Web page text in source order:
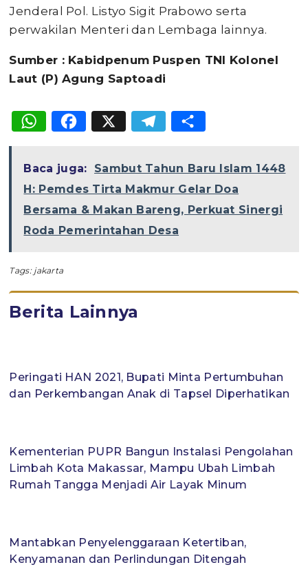
Jenderal Pol. Listyo Sigit Prabowo serta
perwakilan Menteri dan Lembaga lainnya.
Sumber : Kabidpenum Puspen TNI Kolonel
Laut (P) Agung Saptoadi
WhatsApp
Facebook
X Telegram
Baca juga:
Sambut Tahun Baru Islam 1448
H: Pemdes Tirta Makmur Gelar Doa
Bersama & Makan Bareng, Perkuat Sinergi
Roda Pemerintahan Desa
Tags: jakarta
Berita Lainnya
Peringati HAN 2021, Bupati Minta Pertumbuhan
dan Perkembangan Anak di Tapsel Diperhatikan
Kementerian PUPR Bangun Instalasi Pengolahan
Limbah Kota Makassar, Mampu Ubah Limbah
Rumah Tangga Menjadi Air Layak Minum
Mantabkan Penyelenggaraan Ketertiban,
Kenyamanan dan Perlindungan Ditengah